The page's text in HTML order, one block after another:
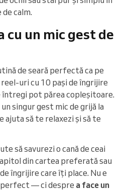
calm.
cu un mic gest de
de seară perfectă ca pe
uri cu 10 pași de îngrijire
întregi pot părea copleșitoare.
singur gest mic de grijă la
ajuta să te relaxezi și să te
să savurezi o cană de ceai
din cartea preferată sau
îngrijire care îți place. Nu e
— ci despre a face un